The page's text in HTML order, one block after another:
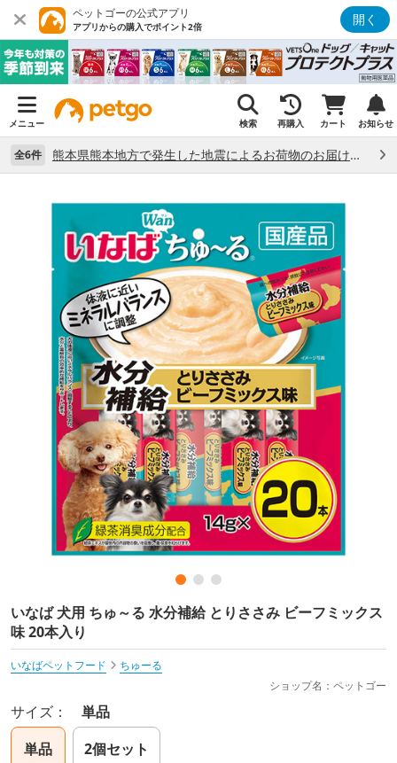
ペットゴーの公式アプリ
アプリからの購入でポイント2倍 開く
メニュー 検索 再購入 カート お知らせ
全6件 熊本県熊本地方で発生した地震によるお荷物のお届け状況について （7/28）
いなば 犬用 ちゅ～る 水分補給 とりささみ ビーフミックス
味 20本入り
いなばペットフード
ちゅーる
ショップ名：ペットゴー
サイズ： 単品
単品
2個セット